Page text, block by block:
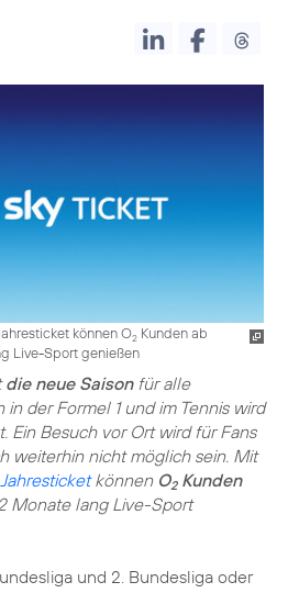
können O2 Kunden ab
Live-Sport genießen
die neue Saisonfür alle
der Formel 1 und im Tennis wird
Ein Besuch vor Ort wird für Fans
weiterhin nicht möglich sein. Mit
können O2Kunden
Monate lang Live-Sport
und 2. Bundesliga oder